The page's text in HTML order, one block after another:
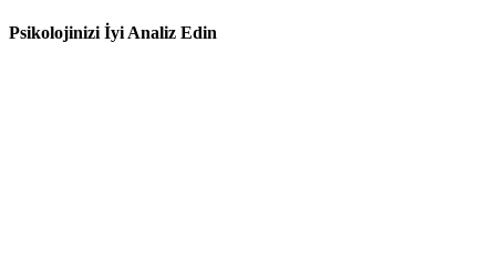
Psikolojinizi İyi Analiz Edin